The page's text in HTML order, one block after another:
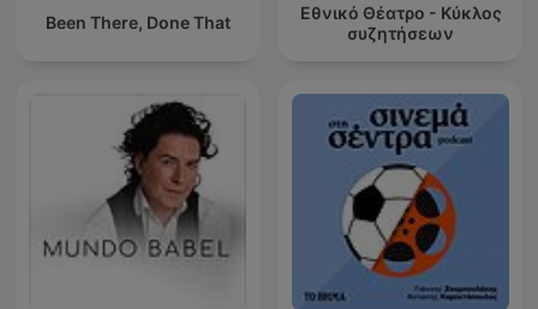
Been There, Done That
Εθνικό Θέατρο - Κύκλος
συζητήσεων